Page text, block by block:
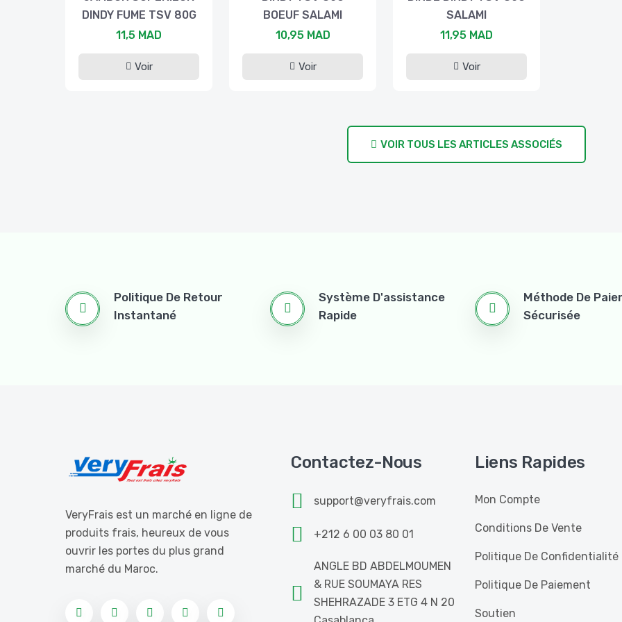
DINDY FUME TSV 80G
11,5 MAD
Voir
BOEUF SALAMI
10,95 MAD
Voir
SALAMI
11,95 MAD
Voir
VOIR TOUS LES ARTICLES ASSOCIÉS
Politique De Retour
Instantané
Système D'assistance
Rapide
Méthode De
Sécurisée
VeryFrais est un marché en ligne de
produits frais, heureux de vous
ouvrir les portes du plus grand
marché du Maroc.
Contactez-Nous
support@veryfrais.com
+212 6 00 03 80 01
ANGLE BD ABDELMOUMEN
& RUE SOUMAYA RES
SHEHRAZADE 3 ETG 4 N 20
Liens Rapides
Mon Compte
Conditions De Vente
Politique De Confidentialité
Politique De Paiement
Soutien